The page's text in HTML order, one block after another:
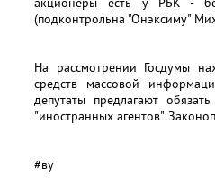
акционеры есть у РБК -
(подконтрольна "Онэксиму"
На рассмотрении Госдумы
средств массовой
депутаты предлагают
"иностранных агентов".
#ву